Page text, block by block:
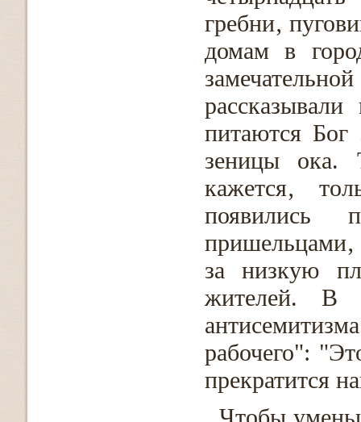
гребни‚
домам в
питаются Бог
зеницы ока.
кажется‚
появились
за низкую
жителей. В
рабочего":
прекратится